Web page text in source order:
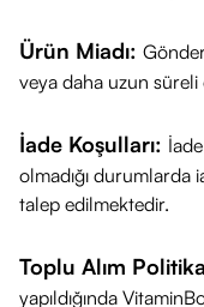
Ürün Miadı:
veya daha uzun süreli
İade Koşulları:
olmadığı durumlarda
talep edilmektedir.
Toplu Alım
yapıldığında